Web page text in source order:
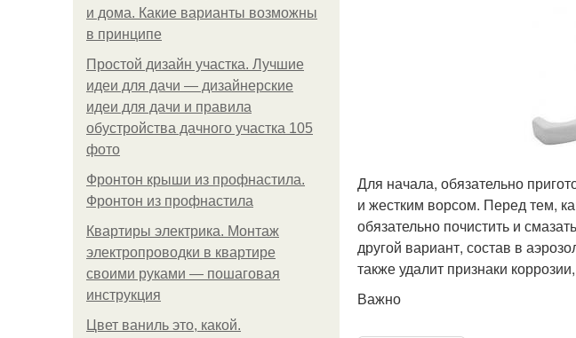
и дома. Какие варианты возможны
в принципе
Простой дизайн участка. Лучшие
идеи для дачи — дизайнерские
идеи для дачи и правила
обустройства дачного участка 105
фото
Фронтон крыши из профнастила.
Фронтон из профнастила
Квартиры электрика. Монтаж
электропроводки в квартире
своими руками — пошаговая
инструкция
Цвет ваниль это, какой.
Для начала, обязательно
и жестким ворсом. Перед тем,
обязательно почистить и
другой вариант, состав в
также удалит признаки
Важно